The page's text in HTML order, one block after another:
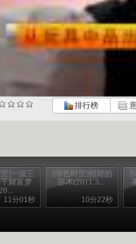
排行榜
]一波三
财富梦
11分01秒
[绿色时空]招财的
苏木(2011.3....
10分22秒
[